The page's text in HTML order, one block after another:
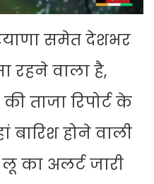
समेत देशभर
वाला है,
ताजा रिपोर्ट के
होने वाली
का अलर्ट जारी